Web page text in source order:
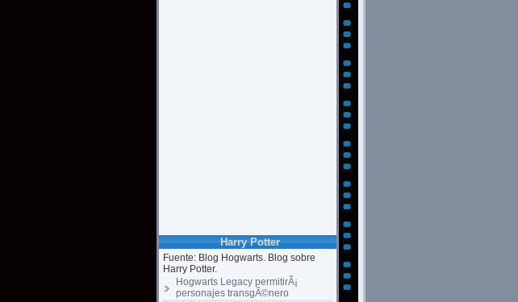
Harry Potter
Fuente: Blog Hogwarts. Blog sobre
Harry Potter.
Hogwarts Legacy permitirÃ¡
personajes transgÃ©nero